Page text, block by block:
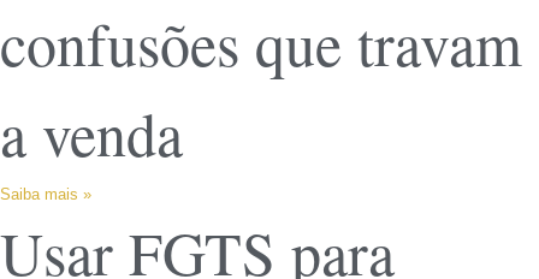
confusões que travam
a venda
Saiba mais »
Usar FGTS para